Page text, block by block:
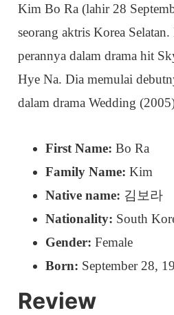
Kim Bo Ra (lahir 28
seorang aktris Korea
perannya dalam drama hit
Hye Na. Dia memulai
dalam drama Wedding
First Name: Bo Ra
Family Name: Kim
Native name: 김보라
Nationality: South
Gender: Female
Born: September 28,
Review